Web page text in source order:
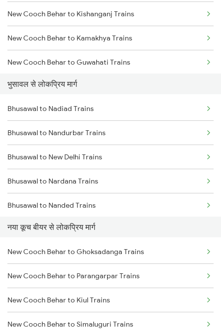
New Cooch Behar to Kishanganj Trains
New Cooch Behar to Kamakhya Trains
New Cooch Behar to Guwahati Trains
New Cooch Behar to Alipurduar Trains
New Cooch Behar to Alipur Duar Trains
New Cooch Behar to Rangia Trains
New Cooch Behar to Raghunathpur Trains
New Cooch Behar to Malda Trains
New Cooch Behar to Farakka Trains
New Cooch Behar to Lumding Trains
New Cooch Behar to Kolkata Trains
भुसावल से लोकप्रिय मार्ग
Bhusawal to Nadiad Trains
Bhusawal to Nandurbar Trains
Bhusawal to New Delhi Trains
Bhusawal to Nardana Trains
Bhusawal to Nanded Trains
Bhusawal to Farakka Trains
Bhusawal to Nagaur Trains
Bhusawal to Nagpur Trains
Bhusawal to Siliguri Trains
Bhusawal to Nashik Trains
नया कूच बीयर से लोकप्रिय मार्ग
New Cooch Behar to Ghoksadanga Trains
New Cooch Behar to Parangarpar Trains
New Cooch Behar to Kiul Trains
New Cooch Behar to Simaluguri Trains